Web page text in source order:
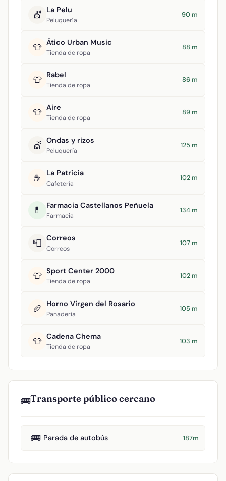
💇 La Pelu
Peluquería
90 m
👕 Ático Urban Music
Tienda de ropa
88 m
👕 Rabel
Tienda de ropa
86 m
👕 Aire
Tienda de ropa
89 m
💇 Ondas y rizos
Peluquería
125 m
☕ La Patricia
Cafetería
102 m
💊 Farmacia Castellanos Peñuela
Farmacia
134 m
📮 Correos
Correos
107 m
👕 Sport Center 2000
Tienda de ropa
102 m
🥖 Horno Virgen del Rosario
Panadería
105 m
👕 Cadena Chema
Tienda de ropa
103 m
🚌Transporte público cercano
🚌 Parada de autobús 187m